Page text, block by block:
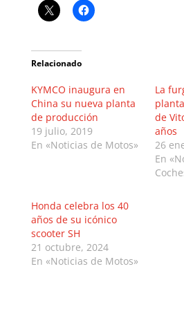
Relacionado
KYMCO inaugura en
China su nueva planta
de producción
19 julio, 2019
En «Noticias de Motos»
La
de
años
26
En
Honda celebra los 40
años de su icónico
scooter SH
21 octubre, 2024
En «Noticias de Motos»